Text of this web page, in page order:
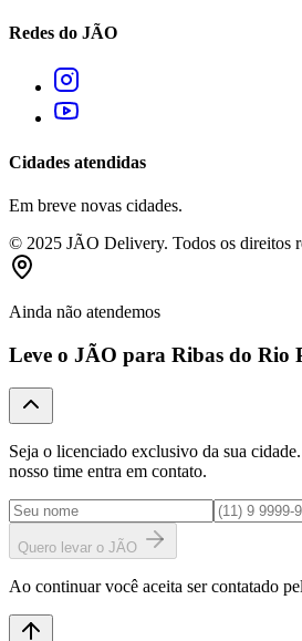
Redes do JÃO
Cidades atendidas
Em breve novas cidades.
© 2025 JÃO Delivery. Todos os direitos
Ainda não atendemos
Leve o JÃO para Ribas do Rio
Seja o licenciado exclusivo da sua
nosso time entra em contato.
Quero levar o JÃO
Ao continuar você aceita ser contatado